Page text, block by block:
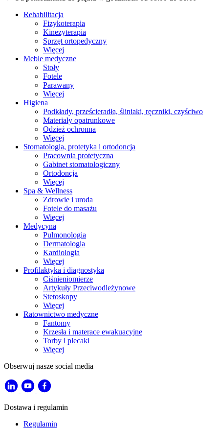
Rehabilitacja
Fizykoterapia
Kinezyterapia
Sprzęt ortopedyczny
Więcej
Meble medyczne
Stoły
Fotele
Parawany
Więcej
Higiena
Podkłady, prześcieradła, śliniaki, ręczniki, czyściwo
Materiały opatrunkowe
Odzież ochronna
Więcej
Stomatologia, protetyka i ortodoncja
Pracownia protetyczna
Gabinet stomatologiczny
Ortodoncja
Więcej
Spa & Wellness
Zdrowie i uroda
Fotele do masażu
Więcej
Medycyna
Pulmonologia
Dermatologia
Kardiologia
Więcej
Profilaktyka i diagnostyka
Ciśnieniomierze
Artykuły Przeciwodleżynowe
Stetoskopy
Więcej
Ratownictwo medyczne
Fantomy
Krzesła i materace ewakuacyjne
Torby i plecaki
Więcej
Obserwuj nasze social media
Dostawa i regulamin
Regulamin